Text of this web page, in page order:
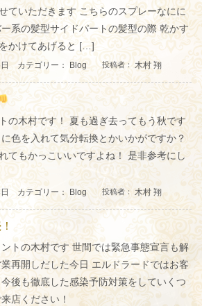
ていただきます こちらのスプレーなにに
系の髪型サイドパートの髪型の際 乾かす
かけてあげると […]
カテゴリー： Blog 投稿者： 木村 翔
の木村です！ 夏も過ぎ去ってもう秋です
色を入れて気分転換とかいかがですか？
てもかっこいいですよね！ 是非参考にし
カテゴリー： Blog 投稿者： 木村 翔
トの木村です 世間では緊急事態宣言も解
再開しだした今日 エルドラードではお客
後も徹底した感染予防対策をしていくつ
店ください！